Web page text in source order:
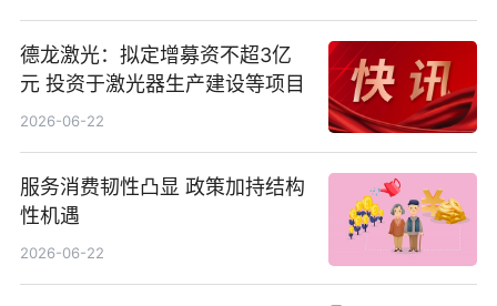
德龙激光：拟定增募资不超3亿
元 投资于激光器生产建设等项目
2026-06-22
服务消费韧性凸显 政策加持结构
性机遇
2026-06-22